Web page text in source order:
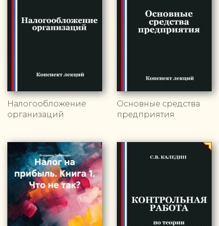
Налогообложение
организаций
Основные средства
предприятия